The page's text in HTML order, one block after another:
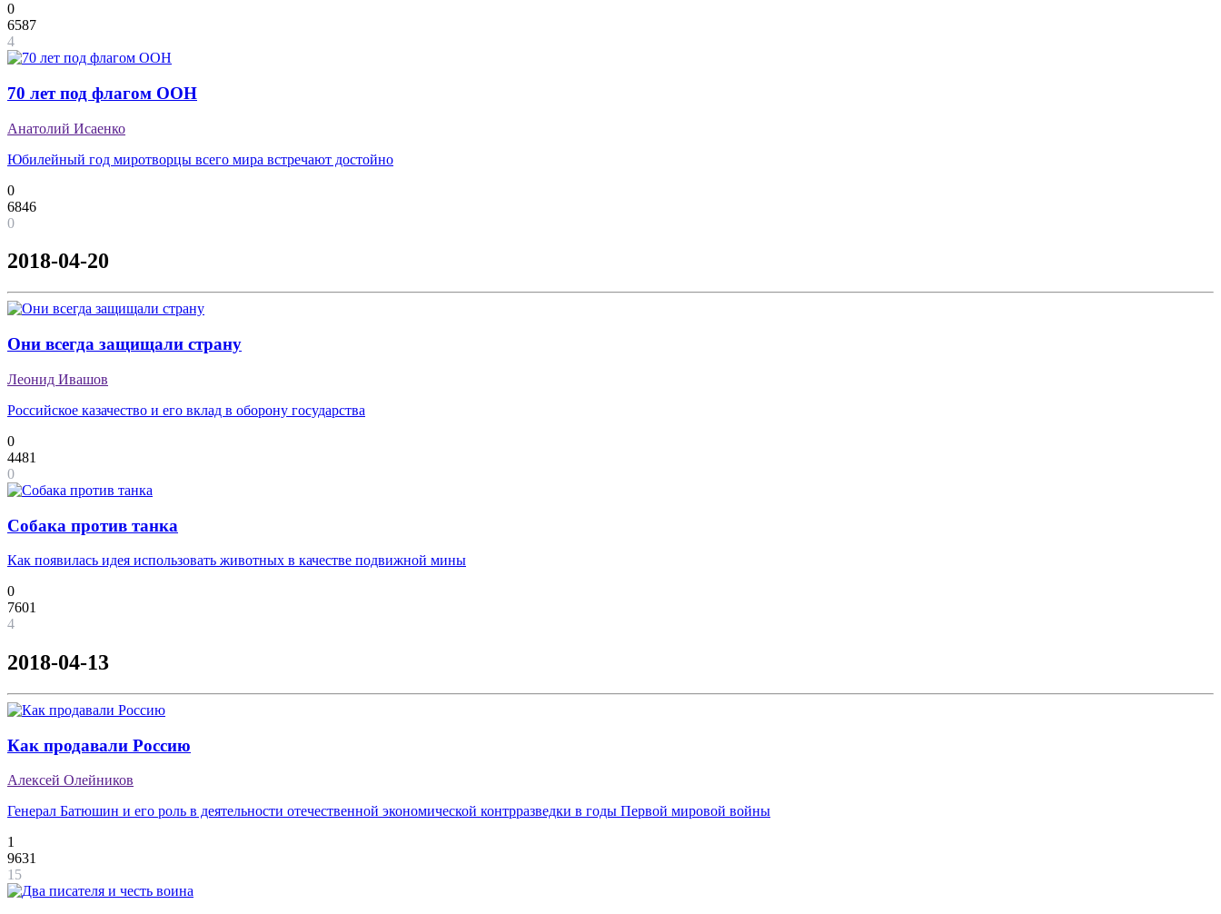
0
6587
4
70 лет под флагом ООН
Анатолий Исаенко
Юбилейный год миротворцы всего мира встречают достойно
0
6846
0
2018-04-20
Они всегда защищали страну
Леонид Ивашов
Российское казачество и его вклад в оборону государства
0
4481
0
Собака против танка
Как появилась идея использовать животных в качестве подвижной мины
0
7601
4
2018-04-13
Как продавали Россию
Алексей Олейников
Генерал Батюшин и его роль в деятельности отечественной экономической контрразведки в годы Первой мировой войны
1
9631
15